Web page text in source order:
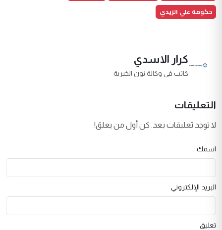
حكومة علي الزيدي
كرار الاسدي
كاتب في وكالة نون الخبرية
التعليقات
لا توجد تعليقات بعد. كن أول من يعلق!
اسمك
البريد الإلكتروني
تعليق